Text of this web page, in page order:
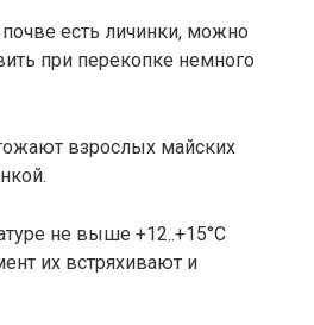
есть личинки, можно
при перекопке немного
взрослых майских
не выше +12..+15°С
их встряхивают и